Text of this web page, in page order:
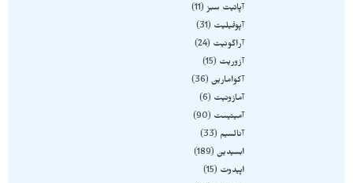
آپاتیت سبز
11
آپوفیلیت
31
آراگونیت
24
آزوریت
15
آکوامارین 36
آمازونیت
6
آمیتیست
90
آنالسیم
33
ابسیدین 189
اپیدوت
15